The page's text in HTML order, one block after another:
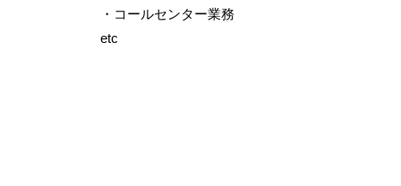
・コールセンター業務
etc